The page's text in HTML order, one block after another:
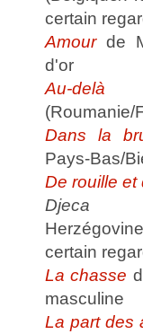
certain
Amourde
d'or
Au-
(Roumanie/
Dans la
Pays-Bas/
De rouille et
Djeca
certain
La chasse
masculine
La part des